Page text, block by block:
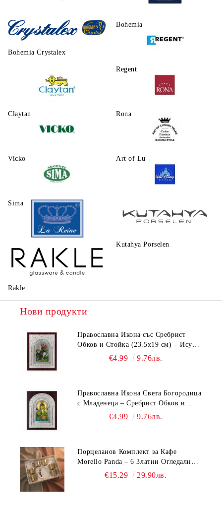
Morello Bohemia Crystalite
Bohemia Crystalex
Regent
Claytаn Rona
Vicko Art of Luxury Ware
Sima
La Reine Kutahya Porselen
Rakle
Нови продукти
Православна Икона със Сребрист
Обков и Стойка (23.5х19 см) – Исус
Христос, Св. Георги, Св. Николай
€4.99 9.76лв.
Православна Икона Света Богородица
с Младенеца – Сребрист Обков и
Стойка (23.5х19 см, 6 Модела)
€4.99 9.76лв.
Порцеланов Комплект за Кафе
Morello Panda – 6 Златни Огледални
Чаши с Анаморфно Отражение и
€15.29 29.90лв.